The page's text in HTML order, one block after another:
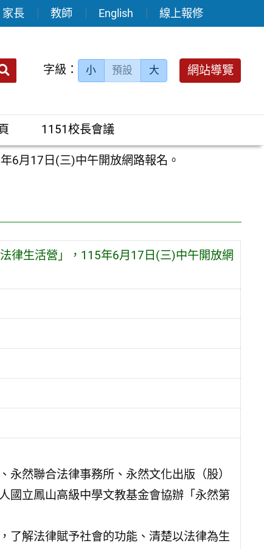
家長 教師 English 線上報修
送出 字級： 小 預設 大 網站導覽
1151校長會議
6月17日(三)中午開放網路報名。
律生活營」，115年6月17日(三)中午開放網
然聯合法律事務所、永然文化出版（股）
國立鳳山高級中學文教基金會協辦「永然第
了解法律賦予社會的功能、清楚以法律為生